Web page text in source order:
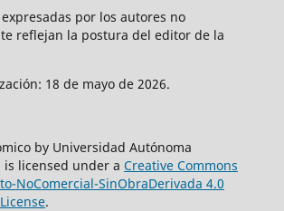
por los autores no
reflejan la postura del editor de la
18 de mayo de 2026.
by Universidad Autónoma
licensed under a Creative Commons
NoComercial-SinObraDerivada 4.0
.